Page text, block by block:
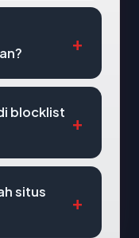
blocklist
situs